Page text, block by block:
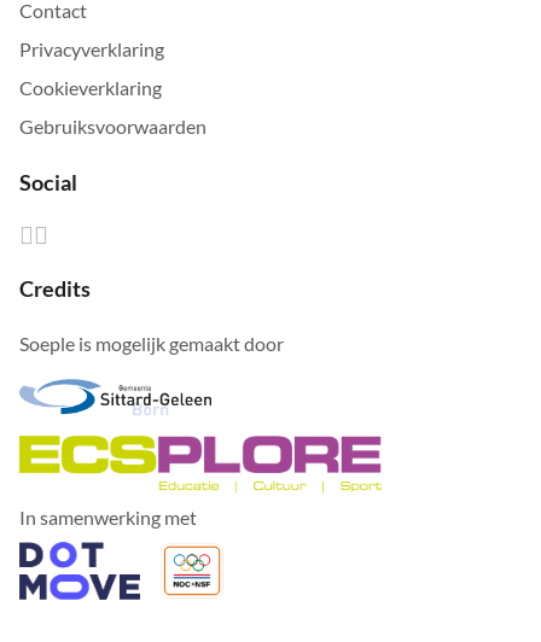
Contact
Privacyverklaring
Cookieverklaring
Gebruiksvoorwaarden
Social
Credits
Soeple is mogelijk gemaakt door
In samenwerking met